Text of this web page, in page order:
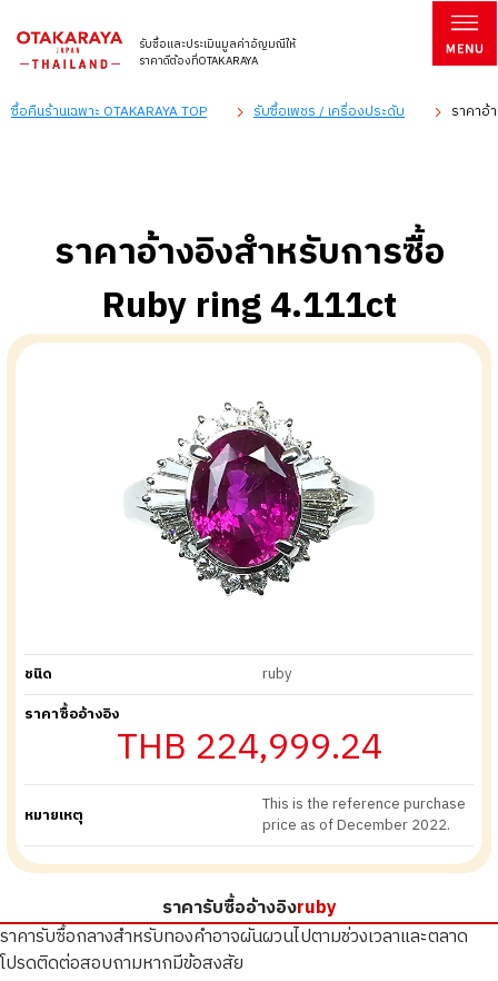
รับซื้อและประเมินมูลค่าอัญมณีให้
ราคาดีต้องที่OTAKARAYA
ซื้อคืนร้านเฉพาะ OTAKARAYA TOP รับซื้อเพชร / เครื่องประดับ ราคาอ้
ราคาอ้างอิงสำหรับการซื้อ
Ruby ring 4.111ct
ชนิด
ruby
ราคาซื้ออ้างอิง
THB 224,999.24
หมายเหตุ
This is the reference purchase
price as of December 2022.
ราคารับซื้ออ้างอิงruby
ราคารับซื้อกลางสำหรับทองคำอาจผันผวนไปตามช่วงเวลาและตลาด
โปรดติดต่อสอบถามหากมีข้อสงสัย